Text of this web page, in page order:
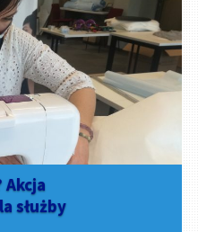
Akcja
służby